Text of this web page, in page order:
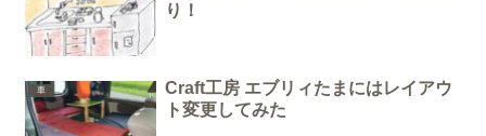
り！
車
Craft工房 エブリィたまにはレイアウ
ト変更してみた